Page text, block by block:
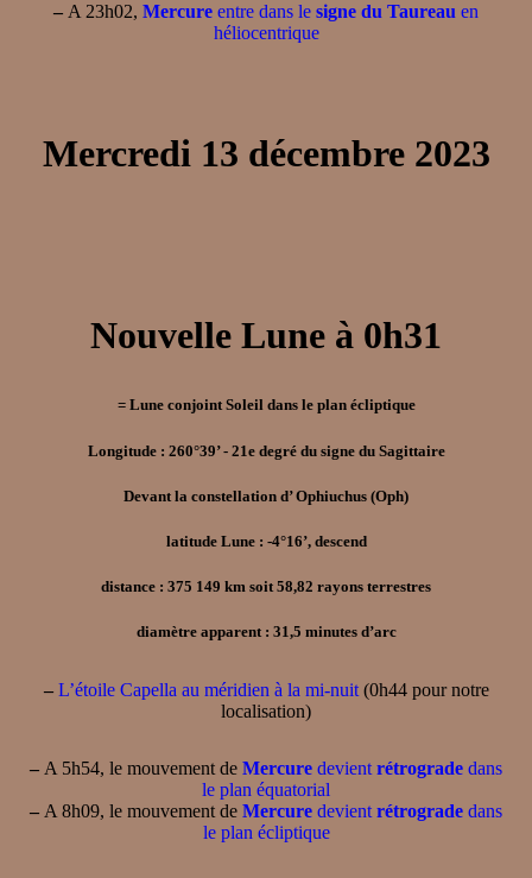
– A 23h02, Mercure entre dans le signe du Taureau en
héliocentrique
Mercredi 13 décembre 2023
Nouvelle Lune à 0h31
= Lune conjoint Soleil dans le plan écliptique
Longitude : 260°39’ - 21e degré du signe du Sagittaire
Devant la constellation d’ Ophiuchus (Oph)
latitude Lune : -4°16’, descend
distance : 375 149 km soit 58,82 rayons terrestres
diamètre apparent : 31,5 minutes d’arc
– L’étoile Capella au méridien à la mi-nuit(0h44 pour notre
localisation)
– A 5h54, le mouvement de Mercure devient rétrograde dans
le plan équatorial
– A 8h09, le mouvement de Mercure devient rétrograde dans
le plan écliptique